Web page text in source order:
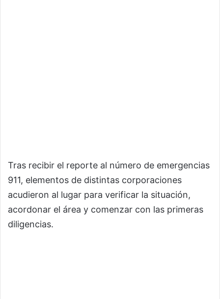
Tras recibir el reporte al número de emergencias
911, elementos de distintas corporaciones
acudieron al lugar para verificar la situación,
acordonar el área y comenzar con las primeras
diligencias.